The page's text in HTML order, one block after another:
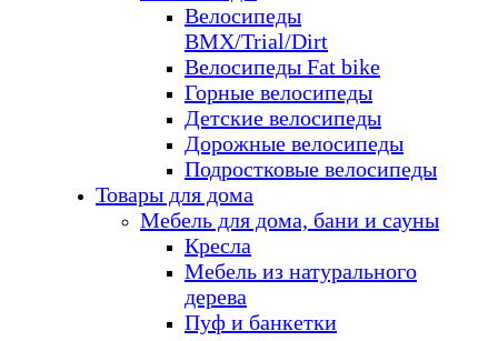
Велосипеды
BMX/Trial/Dirt
Велосипеды Fat bike
Горные велосипеды
Детские велосипеды
Дорожные велосипеды
Подростковые велосипеды
Товары для дома
Мебель для дома, бани и сауны
Кресла
Мебель из натурального
дерева
Пуф и банкетки